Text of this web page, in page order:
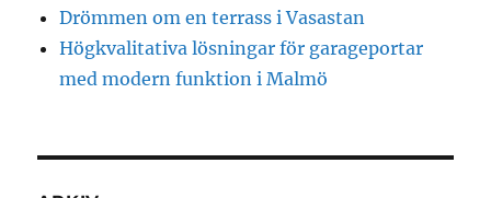
Drömmen om en terrass i Vasastan
Högkvalitativa lösningar för garageportar
med modern funktion i Malmö